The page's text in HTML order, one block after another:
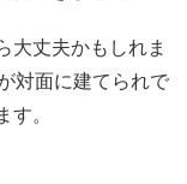
大丈夫かもしれま
対面に建てられで
す。